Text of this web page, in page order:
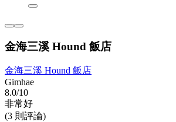
金海三溪 Hound 飯店
金海三溪 Hound 飯店
Gimhae
8.0/10
非常好
(3 則評論)